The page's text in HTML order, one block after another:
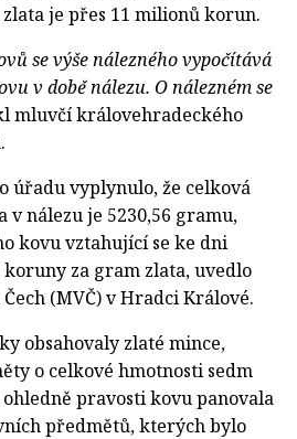
je přes 11 milionů korun.
se výše nálezného vypočítává
v době nálezu. O nálezném se
mluvčí královehradeckého
úřadu vyplynulo, že celková
v nálezu je 5230,56 gramu,
kovu vztahující se ke dni
koruny za gram zlata, uvedlo
(MVČ) v Hradci Králové.
obsahovaly zlaté mince,
o celkové hmotnosti sedm
pravosti kovu panovala
předmětů, kterých bylo